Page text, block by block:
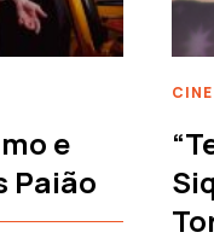
e
Paião